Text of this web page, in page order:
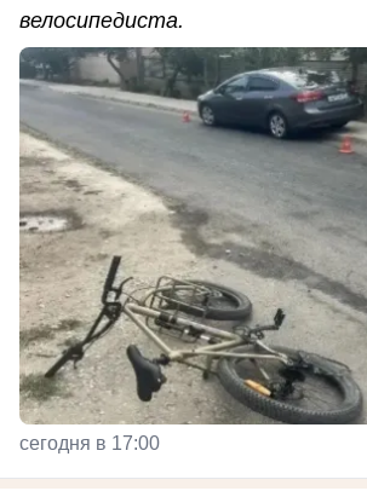
велосипедиста.
сегодня в 17:00